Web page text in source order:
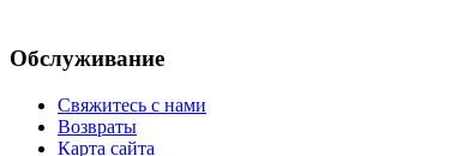
Обслуживание
Свяжитесь с нами
Возвраты
Карта сайта